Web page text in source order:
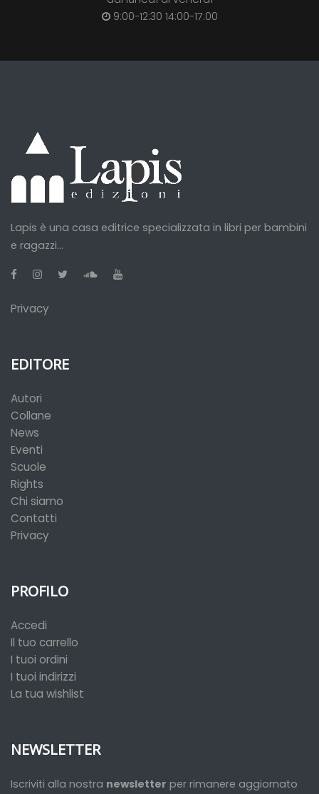
9:00-12:30 14:00-17:00
Lapis è una casa editrice specializzata in libri per bambini
e ragazzi...
Privacy
EDITORE
Autori
Collane
News
Eventi
Scuole
Rights
Chi siamo
Contatti
Privacy
PROFILO
Accedi
Il tuo carrello
I tuoi ordini
I tuoi indirizzi
La tua wishlist
NEWSLETTER
Iscriviti alla nostra newsletter per rimanere aggiornato